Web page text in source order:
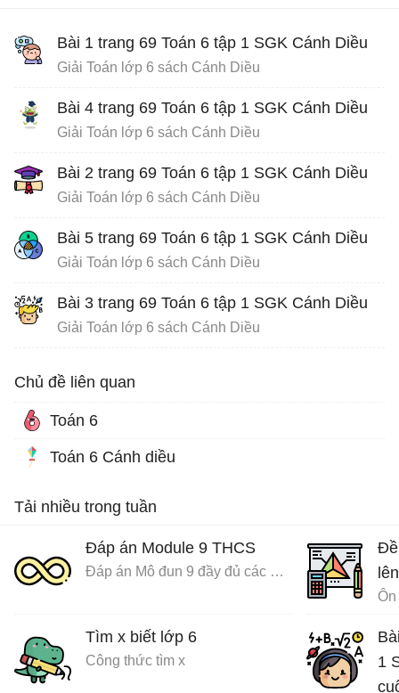
Bài 1 trang 69 Toán 6 tập 1 SGK Cánh Diều
Giải Toán lớp 6 sách Cánh Diều
Bài 4 trang 69 Toán 6 tập 1 SGK Cánh Diều
Giải Toán lớp 6 sách Cánh Diều
Bài 2 trang 69 Toán 6 tập 1 SGK Cánh Diều
Giải Toán lớp 6 sách Cánh Diều
Bài 5 trang 69 Toán 6 tập 1 SGK Cánh Diều
Giải Toán lớp 6 sách Cánh Diều
Bài 3 trang 69 Toán 6 tập 1 SGK Cánh Diều
Giải Toán lớp 6 sách Cánh Diều
Chủ đề liên quan
Toán 6
Toán 6 Cánh diều
Tải nhiều trong tuần
Đáp án Module 9 THCS
Đáp án Mô đun 9 đầy đủ các môn
Tìm x biết lớp 6
Công thức tìm x
Đề
1